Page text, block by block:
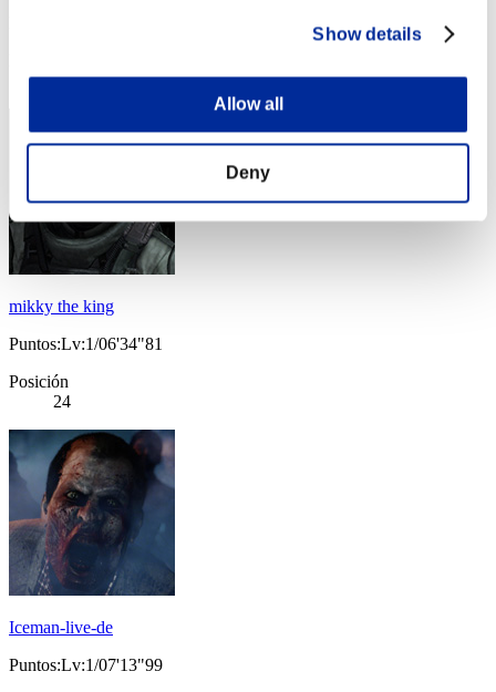
Show details
Allow all
Deny
23
mikky the king
Puntos:Lv:1/06'34"81
Posición
24
Iceman-live-de
Puntos:Lv:1/07'13"99